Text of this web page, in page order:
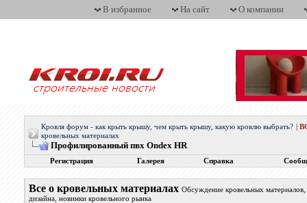
В избранное На сайт О компании
Кровля форум - как крыть крышу, чем крыть крышу, какую кровлю выбрать?
кровельных материалах
Профилированный пвх Ondex HR
Регистрация Галерея Справка
Все о кровельных материалах Обсуждение кровельных
дизайна, новинки кровельного рынка